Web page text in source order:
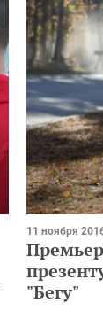
11 ноября
"Бегу"